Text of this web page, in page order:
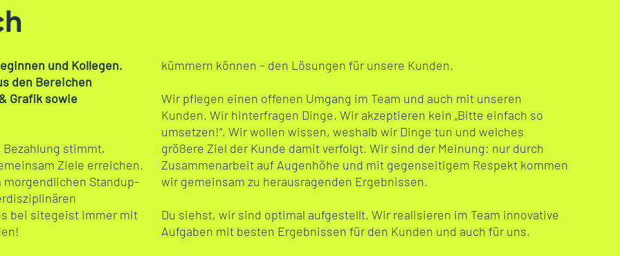
und Kollegen.
den Bereichen
Grafik sowie
stimmt,
Ziele erreichen.
morgendlichen Standup-
bei sitegeist immer mit
kümmern können – den Lösungen für unsere Kunden.
Wir pflegen einen offenen Umgang im Team und auch mit unseren
Kunden. Wir hinterfragen Dinge. Wir akzeptieren kein „Bitte einfach so
umsetzen!“. Wir wollen wissen, weshalb wir Dinge tun und welches
größere Ziel der Kunde damit verfolgt. Wir sind der Meinung: nur durch
Zusammenarbeit auf Augenhöhe und mit gegenseitigem Respekt kommen
wir gemeinsam zu herausragenden Ergebnissen.
Du siehst, wir sind optimal aufgestellt. Wir realisieren im Team innovative
Aufgaben mit besten Ergebnissen für den Kunden und auch für uns.